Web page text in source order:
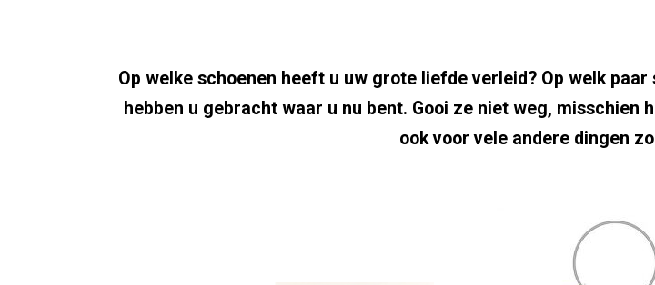
Op welke schoenen heeft u uw grote liefde verleid? Op welk
hebben u gebracht waar u nu bent. Gooi ze niet weg,
ook voor vele andere dingen